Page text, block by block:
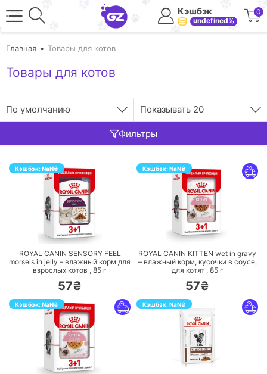
Кэшбэк
undefined%
0
Главная Товары для котов
Товары для котов
По умолчанию Показывать 20
Фильтры
Кэшбэк:NaN₴
ПЕРЕЙТИ
ROYAL CANIN SENSORY FEEL
morsels in jelly – влажный корм для
взрослых котов , 85 г
57₴
Кэшбэк:NaN₴
ПЕРЕЙТИ
ROYAL CANIN KITTEN wet in gravy
– влажный корм, кусочки в соусе,
для котят , 85г
57₴
Кэшбэк:NaN₴
ПЕРЕЙТИ
Кэшбэк:NaN₴
ПЕРЕЙТИ